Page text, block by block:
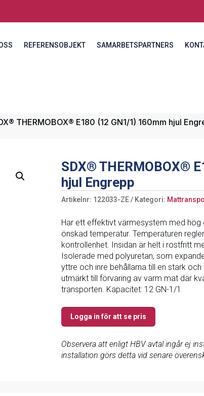
REFERENSOBJEKT SAMARBETSPARTNERS
THERMOBOX® E180 (12 GN1/1) 160mm hjul
SDX® THERMOBOX®
hjul Engrepp
Artikelnr: 122033-ZE Kategori:
Har ett effektivt värmesystem med
önskad temperatur. Temperaturen
kontrollenhet. Insidan är helt i rostfritt
Isolerade med polyuretan, som
yttre och inre behållarna till en stark
utmärkt till förvaring av varm mat där
transporten. Kapacitet: 12 GN-1/1
Logga in för att se pris
Observera att enligt HBV avtal ingår ej
installation görs detta vid senare